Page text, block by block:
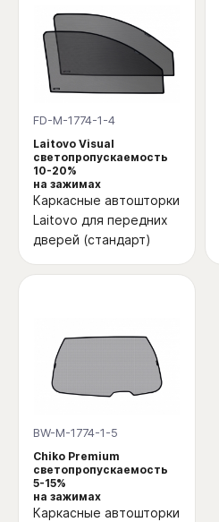
FD-M-1774-1-4
Laitovo Visual
светопропускаемость
10-20%
на зажимах
Каркасные автошторки
Laitovo для передних
дверей (стандарт)
BW-M-1774-1-5
Chiko Premium
светопропускаемость
5-15%
на зажимах
Каркасные автошторки